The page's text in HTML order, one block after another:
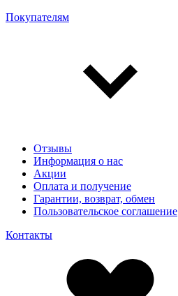
Покупателям
Отзывы
Информация о нас
Акции
Оплата и получение
Гарантии, возврат, обмен
Пользовательское соглашение
Контакты